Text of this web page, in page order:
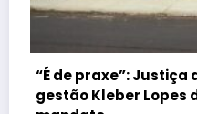
da